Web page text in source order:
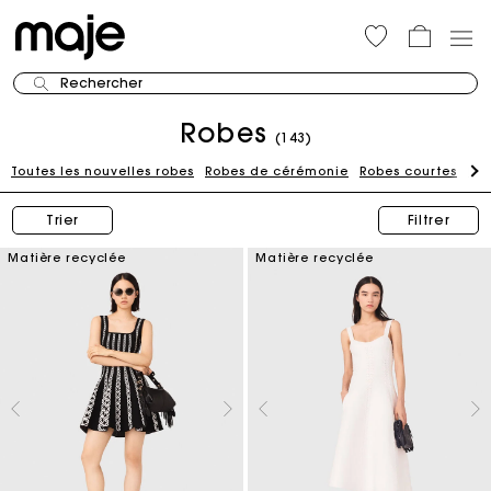
Rechercher
Robes (143)
Toutes les nouvelles robes Robes de cérémonie Robes courtes
Trier Filtrer
Matière recyclée Matière recyclée